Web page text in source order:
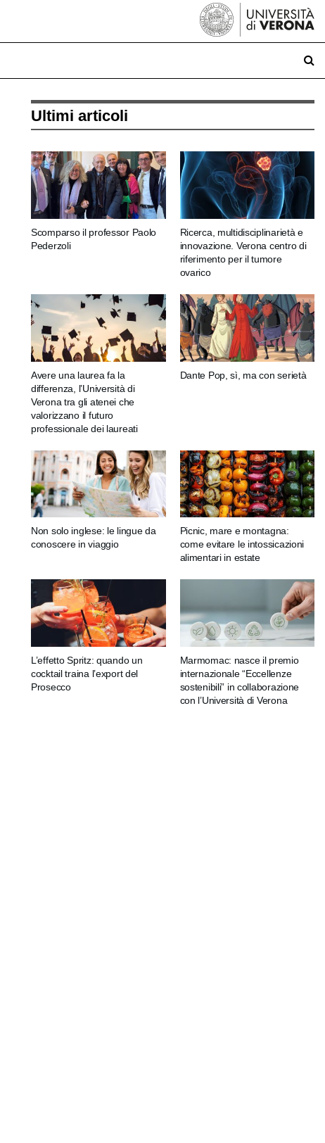
Ultimi articoli
Scomparso il professor Paolo
Pederzoli
Ricerca, multidisciplinarietà e
innovazione. Verona centro di
riferimento per il tumore
ovarico
Avere una laurea fa la
differenza, l’Università di
Verona tra gli atenei che
valorizzano il futuro
professionale dei laureati
Dante Pop, sì, ma con serietà
Non solo inglese: le lingue da
conoscere in viaggio
Picnic, mare e montagna:
come evitare le intossicazioni
alimentari in estate
L’effetto Spritz: quando un
cocktail traina l’export del
Prosecco
Marmomac: nasce il premio
internazionale “Eccellenze
sostenibili” in collaborazione
con l’Università di Verona